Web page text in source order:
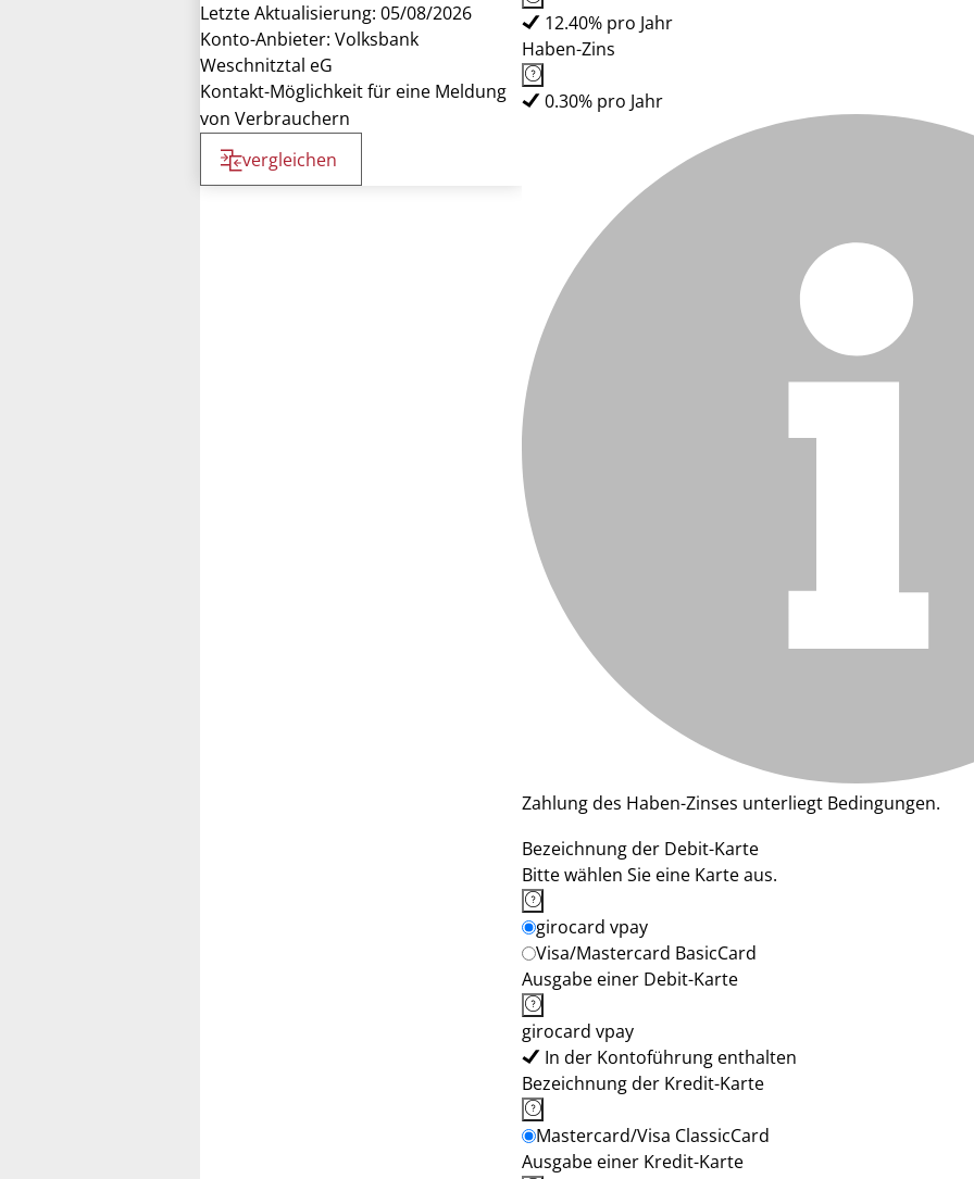
Letzte Aktualisierung: 05/08/2026
Konto-Anbieter: Volksbank
Weschnitztal eG
Kontakt-Möglichkeit für eine Meldung
von Verbrauchern
vergleichen
12.40% pro Jahr
Haben-Zins
0.30% pro Jahr
Zahlung des Haben-Zinses unterliegt Bedingungen.
Bezeichnung der Debit-Karte
Bitte wählen Sie eine Karte aus.
girocard vpay
Visa/Mastercard BasicCard
Ausgabe einer Debit-Karte
girocard vpay
In der Kontoführung enthalten
Bezeichnung der Kredit-Karte
Mastercard/Visa ClassicCard
Ausgabe einer Kredit-Karte